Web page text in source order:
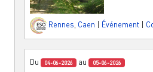
Rennes, Caen Événement
Du 04-06-2026 au 05-06-2026